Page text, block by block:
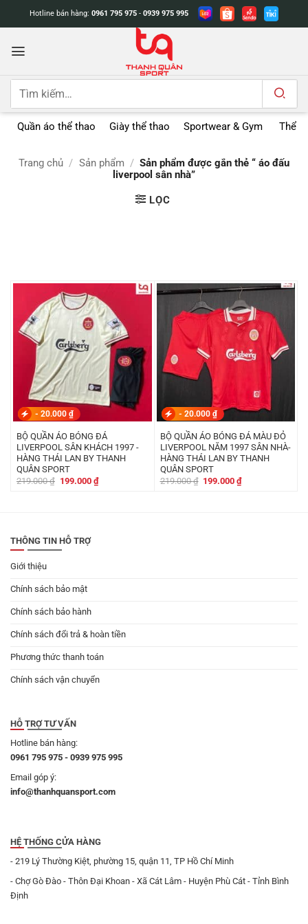
dung
Hotline bán hàng: 0961 795 975 - 0939 975 995
Tìm
Quần áo thể thao Giày thể thao Sportwear & Gym Thể
Trang chủ / Sản phẩm / Sản phẩm được gắn thẻ “ áo đấu
liverpool sân nhà”
LỌC
- 20.000 ₫
BỘ QUẦN ÁO BÓNG ĐÁ
LIVERPOOL SÂN KHÁCH 1997 -
HÀNG THÁI LAN BY THANH
QUÂN SPORT
219.000₫ Giá
199.000 ₫Giá
hiện
- 20.000 ₫
BỘ QUẦN ÁO BÓNG ĐÁ MÀU ĐỎ
LIVERPOOL NĂM 1997 SÂN NHÀ-
HÀNG THÁI LAN BY THANH
QUÂN SPORT
219.000₫ Giá
199.000₫Giá
THÔNG TIN HỖ TRỢ
Giới thiệu
Chính sách bảo mật
Chính sách bảo hành
Chính sách đổi trả & hoàn tiền
Phương thức thanh toán
Chính sách vận chuyển
HỖ TRỢ TƯ VẤN
Hotline bán hàng:
0961 795 975 - 0939 975 995
Email góp ý:
info@thanhquansport.com
HỆ THỐNG CỬA HÀNG
- 219 Lý Thường Kiệt, phường 15, quận 11, TP Hồ Chí Minh
- Chợ Gò Đào - Thôn Đại Khoan - Xã Cát Lâm - Huyện Phù Cát - Tỉnh Bình
Định